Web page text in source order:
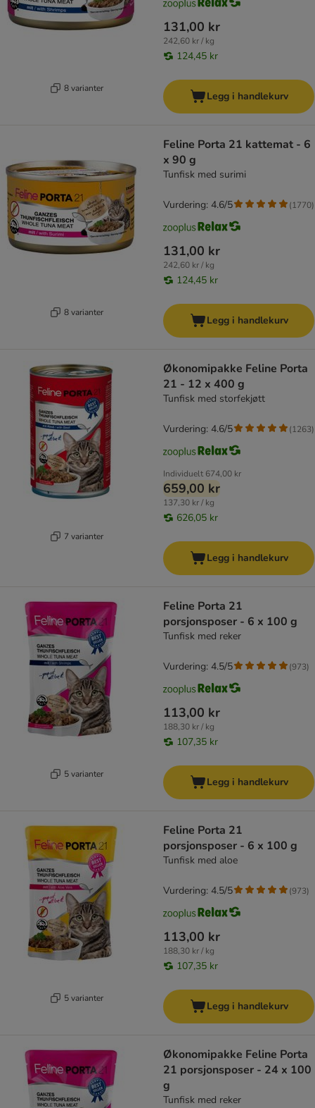
8 varianter
131,00 kr
242,60 kr / kg
124,45 kr
Legg i handlekurv
8 varianter
Feline Porta 21 kattemat - 6
x 90 g
Tunfisk med surimi
131,00 kr
242,60 kr / kg
124,45 kr
Vurdering: 4.6/5 (1770)
Legg i handlekurv
7 varianter
Økonomipakke Feline Porta
21 - 12 x 400 g
Tunfisk med storfekjøtt
Individuelt 674,00 kr
659,00 kr
137,30 kr / kg
626,05 kr
Vurdering: 4.6/5 (1263)
Legg i handlekurv
5 varianter
Feline Porta 21
porsjonsposer - 6 x 100 g
Tunfisk med reker
113,00 kr
188,30 kr / kg
107,35 kr
Vurdering: 4.5/5 (973)
Legg i handlekurv
5 varianter
Feline Porta 21
porsjonsposer - 6 x 100 g
Tunfisk med aloe
113,00 kr
188,30 kr / kg
107,35 kr
Vurdering: 4.5/5 (973)
Legg i handlekurv
Økonomipakke Feline Porta
21 porsjonsposer - 24 x 100
g
Tunfisk med reker